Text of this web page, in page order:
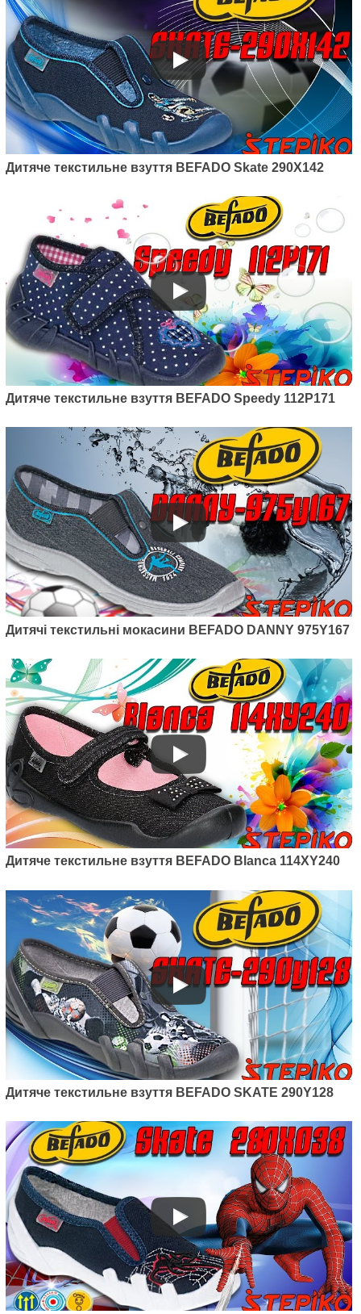
Артикул: 538P037
Дитячі текстильні мокасини
Befado Honey 538P037
400грн.
Артикул: 290Y210
Дитячі текстильні мокасини
Befado Skate 290Y210
Артикул: 290Y212
Befado Skate 290Y212
495грн.
Артикул: 290X221
Дитячі текстильні мокасини
Befado Skate 290X221
495грн.
Дитяче текстильне взуття BEFADO Skate 290X142
Дитяче текстильне взуття BEFADO Speedy 112P171
Дитячі текстильні мокасини BEFADO DANNY 975Y167
Дитяче текстильне взуття BEFADO Blanca 114XY240
Дитяче текстильне взуття BEFADO SKATE 290Y128